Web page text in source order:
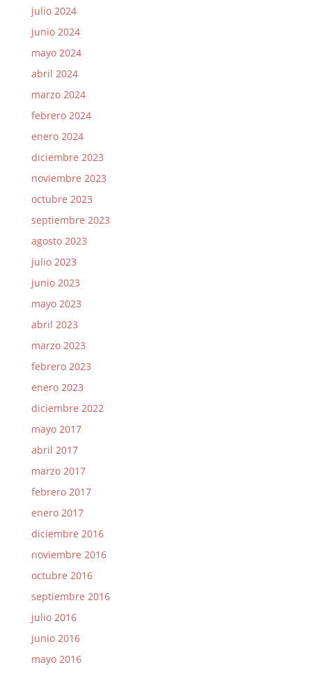
julio 2024
junio 2024
mayo 2024
abril 2024
marzo 2024
febrero 2024
enero 2024
diciembre 2023
noviembre 2023
octubre 2023
septiembre 2023
agosto 2023
julio 2023
junio 2023
mayo 2023
abril 2023
marzo 2023
febrero 2023
enero 2023
diciembre 2022
mayo 2017
abril 2017
marzo 2017
febrero 2017
enero 2017
diciembre 2016
noviembre 2016
octubre 2016
septiembre 2016
julio 2016
junio 2016
mayo 2016